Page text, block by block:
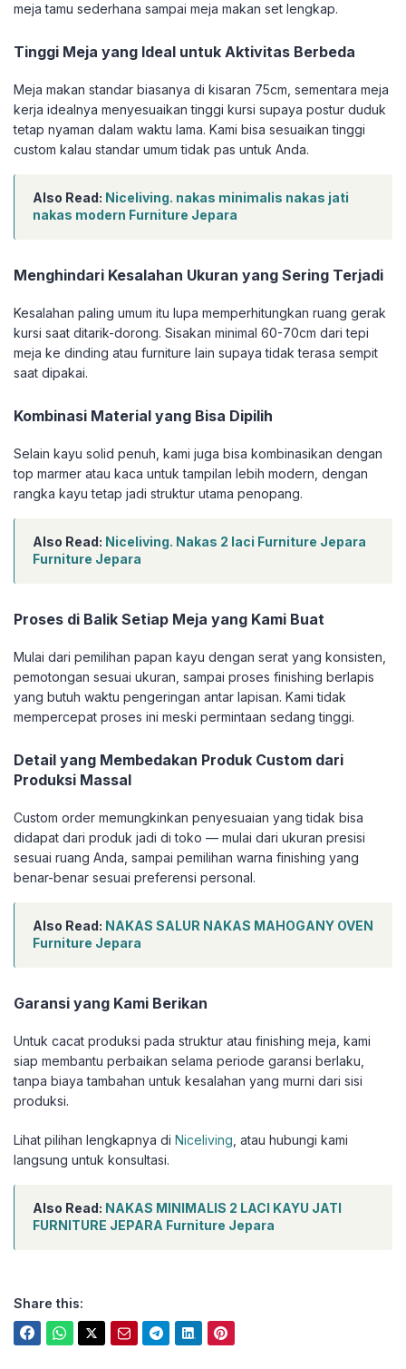
meja tamu sederhana sampai meja makan set lengkap.
Tinggi Meja yang Ideal untuk Aktivitas Berbeda
Meja makan standar biasanya di kisaran 75cm, sementara meja
kerja idealnya menyesuaikan tinggi kursi supaya postur duduk
tetap nyaman dalam waktu lama. Kami bisa sesuaikan tinggi
custom kalau standar umum tidak pas untuk Anda.
Also Read: Niceliving. nakas minimalis nakas jati
nakas modern Furniture Jepara
Menghindari Kesalahan Ukuran yang Sering Terjadi
Kesalahan paling umum itu lupa memperhitungkan ruang gerak
kursi saat ditarik-dorong. Sisakan minimal 60-70cm dari tepi
meja ke dinding atau furniture lain supaya tidak terasa sempit
saat dipakai.
Kombinasi Material yang Bisa Dipilih
Selain kayu solid penuh, kami juga bisa kombinasikan dengan
top marmer atau kaca untuk tampilan lebih modern, dengan
rangka kayu tetap jadi struktur utama penopang.
Also Read: Niceliving. Nakas 2 laci Furniture Jepara
Furniture Jepara
Proses di Balik Setiap Meja yang Kami Buat
Mulai dari pemilihan papan kayu dengan serat yang konsisten,
pemotongan sesuai ukuran, sampai proses finishing berlapis
yang butuh waktu pengeringan antar lapisan. Kami tidak
mempercepat proses ini meski permintaan sedang tinggi.
Detail yang Membedakan Produk Custom dari
Produksi Massal
Custom order memungkinkan penyesuaian yang tidak bisa
didapat dari produk jadi di toko — mulai dari ukuran presisi
sesuai ruang Anda, sampai pemilihan warna finishing yang
benar-benar sesuai preferensi personal.
Also Read: NAKAS SALUR NAKAS MAHOGANY OVEN
Furniture Jepara
Garansi yang Kami Berikan
Untuk cacat produksi pada struktur atau finishing meja, kami
siap membantu perbaikan selama periode garansi berlaku,
tanpa biaya tambahan untuk kesalahan yang murni dari sisi
produksi.
Lihat pilihan lengkapnya di Niceliving , atau hubungi kami
langsung untuk konsultasi.
Also Read: NAKAS MINIMALIS 2 LACI KAYU JATI
FURNITURE JEPARA Furniture Jepara
Share this: